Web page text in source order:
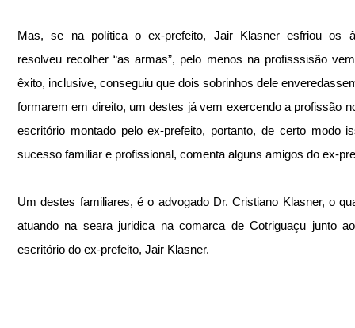
Mas, se na política o ex-prefeito, Jair Klasner esfriou os
resolveu recolher “as armas”, pelo menos na profisssisão
êxito, inclusive, conseguiu que dois sobrinhos dele
formarem em direito, um destes já vem exercendo a profissão
escritório montado pelo ex-prefeito, portanto, de certo modo
sucesso familiar e profissional, comenta alguns amigos do ex-
Um destes familiares, é o advogado Dr. Cristiano Klasner, o
atuando na seara juridica na comarca de Cotriguaçu junto
escritório do ex-prefeito, Jair Klasner.